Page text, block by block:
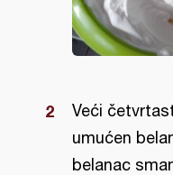
Veći
umućen
belanac